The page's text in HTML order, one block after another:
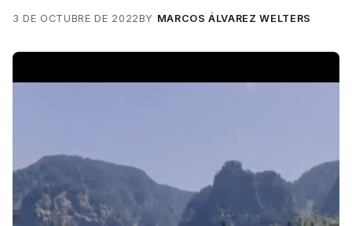
3 DE OCTUBRE DE 2022BY MARCOS ÁLVAREZ WELTERS